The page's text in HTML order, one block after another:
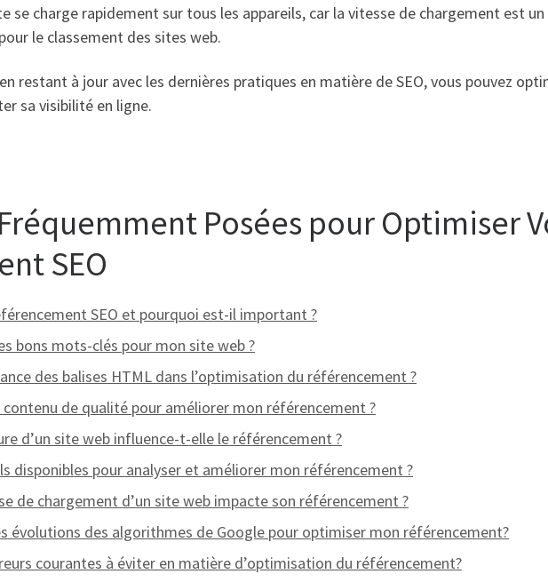
se charge rapidement sur tous les appareils, car la vitesse de chargement est
le classement des sites web.
restant à jour avec les dernières pratiques en matière de SEO, vous pouvez
sa visibilité en ligne.
Posées pour Optimiser
SEO
SEO et pourquoi est-il important ?
bons mots-clés pour mon site web ?
des balises HTML dans l’optimisation du référencement ?
de qualité pour améliorer mon référencement ?
d’un site web influence-t-elle le référencement ?
disponibles pour analyser et améliorer mon référencement ?
de chargement d’un site web impacte son référencement ?
évolutions des algorithmes de Google pour optimiser mon référencement?
courantes à éviter en matière d’optimisation du référencement?